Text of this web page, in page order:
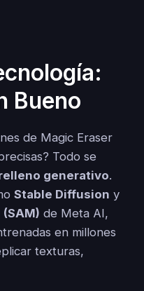
Bueno
de Magic Eraser
Todo se
generativo.
Stable Diffusion y
de Meta AI,
en millones
texturas,